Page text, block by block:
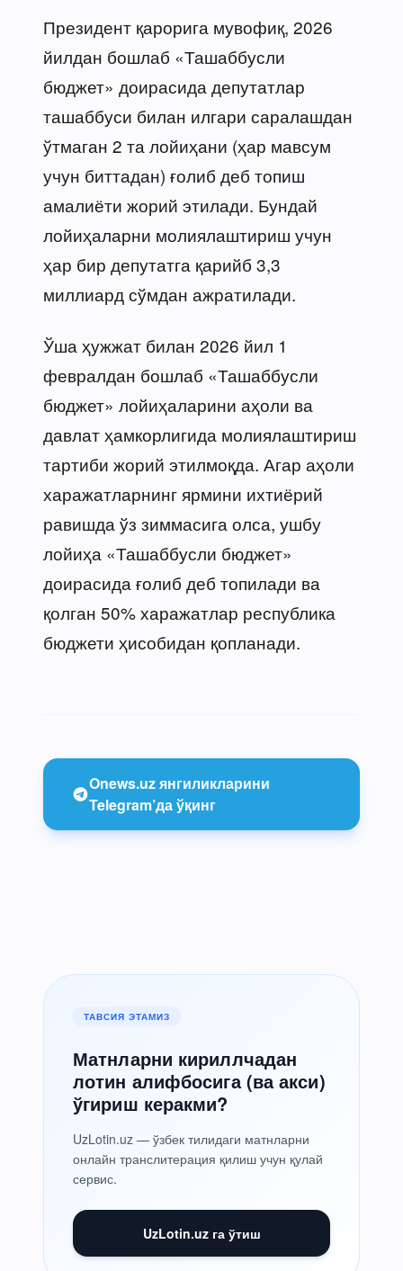
Президент қарорига мувофиқ, 2026
йилдан бошлаб «Ташаббусли
бюджет» доирасида депутатлар
ташаббуси билан илгари саралашдан
ўтмаган 2 та лойиҳани (ҳар мавсум
учун биттадан) ғолиб деб топиш
амалиёти жорий этилади. Бундай
лойиҳаларни молиялаштириш учун
ҳар бир депутатга қарийб 3,3
миллиард сўмдан ажратилади.
Ўша ҳужжат билан 2026 йил 1
февралдан бошлаб «Ташаббусли
бюджет» лойиҳаларини аҳоли ва
давлат ҳамкорлигида молиялаштириш
тартиби жорий этилмоқда. Агар аҳоли
харажатларнинг ярмини ихтиёрий
равишда ўз зиммасига олса, ушбу
лойиҳа «Ташаббусли бюджет»
доирасида ғолиб деб топилади ва
қолган 50% харажатлар республика
бюджети ҳисобидан қопланади.
Onews.uz янгиликларини
Telegram’да ўқинг
ТАВСИЯ ЭТАМИЗ
Матнларни кириллчадан
лотин алифбосига (ва акси)
ўгириш керакми?
UzLotin.uz — ўзбек тилидаги матнларни
онлайн транслитерация қилиш учун қулай
сервис.
UzLotin.uz га ўтиш